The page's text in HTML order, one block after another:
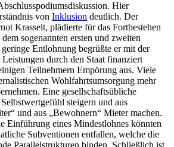
Hier
von Inklusion deutlich. Der
Krasselt, plädierte für das Fortbestehen
sogenannten ersten und zweiten
Entlohnung begrüßte er mit der
durch den Staat finanziert
Teilnehmern Empörung aus. Viele
Wohlfahrtsumsorgung mehr
Eine gesellschaftsübliche
steigern und aus
und aus „Bewohnern“ Mieter machen.
Einführung eines Mindestlohnes könnten
Subventionen entfallen, welche die